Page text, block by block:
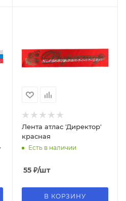
Лента атлас 'Директор'
красная
Есть в наличии
55 ₽/шт
В КОРЗИНУ